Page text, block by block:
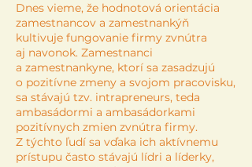
Dnes vieme, že hodnotová orientácia
zamestnancov a zamestnankýň
kultivuje fungovanie firmy zvnútra
aj navonok. Zamestnanci
a zamestnankyne, ktorí sa zasadzujú
o pozitívne zmeny a svojom pracovisku,
sa stávajú tzv. intrapreneurs, teda
ambasádormi a ambasádorkami
pozitívnych zmien zvnútra firmy.
Z týchto ľudí sa vďaka ich aktívnemu
prístupu často stávajú lídri a líderky,